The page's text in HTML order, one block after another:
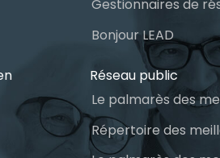
Gestionnaires de
Bonjour LEAD
Réseau public
Répertoire des